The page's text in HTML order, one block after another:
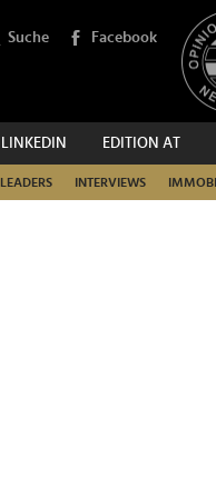
Suche Facebook
LINKEDIN EDITION AT
LEADERS INTERVIEWS
SUCHEN